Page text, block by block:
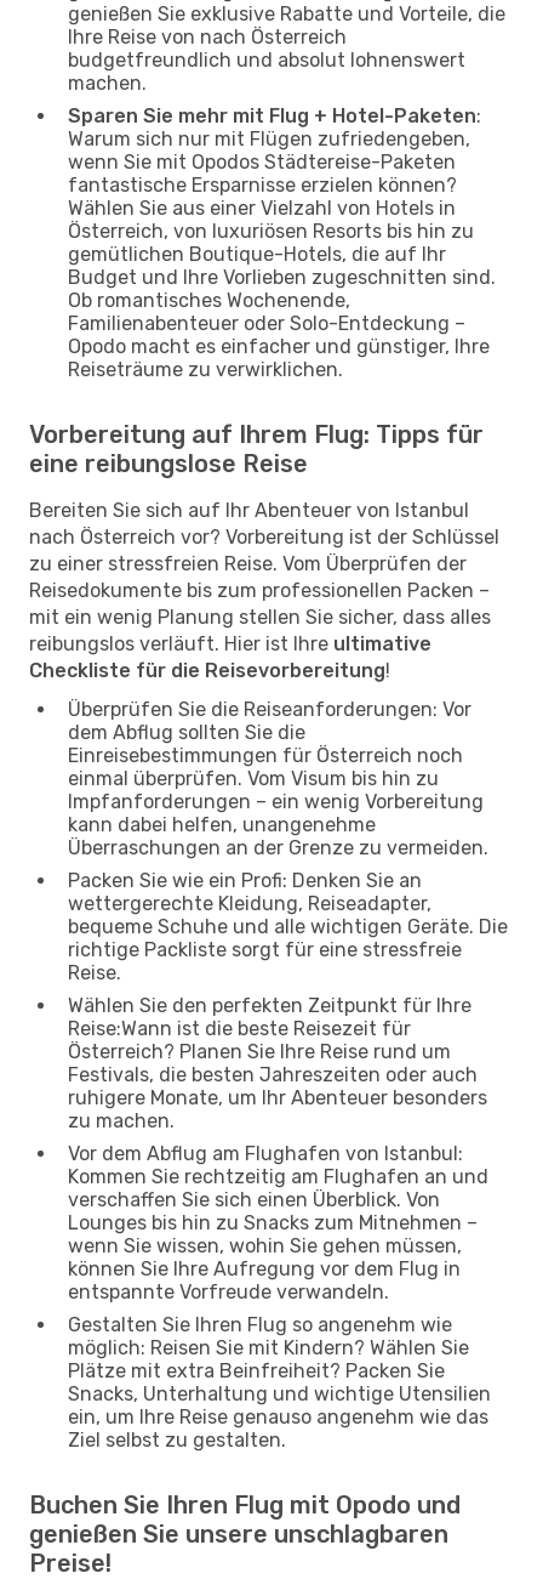
genießen Sie exklusive Rabatte und Vorteile, die
Ihre Reise von nach Österreich
budgetfreundlich und absolut lohnenswert
machen.
Sparen Sie mehr mit Flug + Hotel-Paketen:
Warum sich nur mit Flügen zufriedengeben,
wenn Sie mit Opodos Städtereise-Paketen
fantastische Ersparnisse erzielen können?
Wählen Sie aus einer Vielzahl von Hotels in
Österreich, von luxuriösen Resorts bis hin zu
gemütlichen Boutique-Hotels, die auf Ihr
Budget und Ihre Vorlieben zugeschnitten sind.
Ob romantisches Wochenende,
Familienabenteuer oder Solo-Entdeckung –
Opodo macht es einfacher und günstiger, Ihre
Reiseträume zu verwirklichen.
Vorbereitung auf Ihrem Flug: Tipps für
eine reibungslose Reise
Bereiten Sie sich auf Ihr Abenteuer von Istanbul
nach Österreich vor? Vorbereitung ist der Schlüssel
zu einer stressfreien Reise. Vom Überprüfen der
Reisedokumente bis zum professionellen Packen –
mit ein wenig Planung stellen Sie sicher, dass alles
reibungslos verläuft. Hier ist Ihre ultimative
Checkliste für die Reisevorbereitung!
Überprüfen Sie die Reiseanforderungen: Vor
dem Abflug sollten Sie die
Einreisebestimmungen für Österreich noch
einmal überprüfen. Vom Visum bis hin zu
Impfanforderungen – ein wenig Vorbereitung
kann dabei helfen, unangenehme
Überraschungen an der Grenze zu vermeiden.
Packen Sie wie ein Profi: Denken Sie an
wettergerechte Kleidung, Reiseadapter,
bequeme Schuhe und alle wichtigen Geräte. Die
richtige Packliste sorgt für eine stressfreie
Reise.
Wählen Sie den perfekten Zeitpunkt für Ihre
Reise:Wann ist die beste Reisezeit für
Österreich? Planen Sie Ihre Reise rund um
Festivals, die besten Jahreszeiten oder auch
ruhigere Monate, um Ihr Abenteuer besonders
zu machen.
Vor dem Abflug am Flughafen von Istanbul:
Kommen Sie rechtzeitig am Flughafen an und
verschaffen Sie sich einen Überblick. Von
Lounges bis hin zu Snacks zum Mitnehmen –
wenn Sie wissen, wohin Sie gehen müssen,
können Sie Ihre Aufregung vor dem Flug in
entspannte Vorfreude verwandeln.
Gestalten Sie Ihren Flug so angenehm wie
möglich: Reisen Sie mit Kindern? Wählen Sie
Plätze mit extra Beinfreiheit? Packen Sie
Snacks, Unterhaltung und wichtige Utensilien
ein, um Ihre Reise genauso angenehm wie das
Ziel selbst zu gestalten.
Buchen Sie Ihren Flug mit Opodo und
genießen Sie unsere unschlagbaren
Preise!